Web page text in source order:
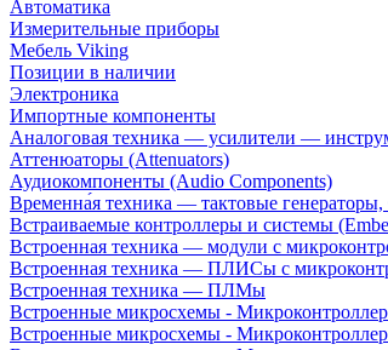
Автоматика
Измерительные приборы
Мебель Viking
Позиции в наличии
Электроника
Импортные компоненты
Аналоговая техника — усилители —
Аттенюаторы (Attenuators)
Аудиокомпоненты (Audio Components)
Временна́я техника — тактовые
Встраиваемые контроллеры и системы
Встроенная техника — модули с
Встроенная техника — ПЛИСы с
Встроенная техника — ПЛМы
Встроенные микросхемы -
Встроенные микросхемы -